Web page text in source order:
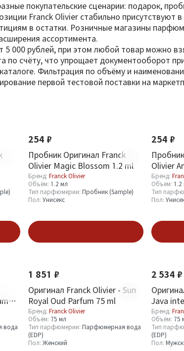
покупательские сценарии: подарок,
Franck Olivier стабильно присутствуют
в остатки. Розничные магазины
ассортимента.
000 рублей, при этом любой товар можно
счёту, что упрощает документооборот
Фильтрация по объёму и
первой тестовой поставки на
254 ₽
Пробник Оригинал Franck
Olivier Magic Blossom 1.2 ml
Бренд: Franck Olivier
Объём: 1.2 мл
Тип парфюмерии: Пробник (Sample)
Пол: Унисекс
254 ₽
Olivier
Бренд:
Объём: 1.2
Тип
Пол:
вода
1 851 ₽
Оригинал Franck Olivier - Sun
Royal Oud Parfum 75 ml
Бренд: Franck Olivier
Объём: 75 мл
Тип парфюмерии: Парфюмерная вода
(EDP)
Пол: Женский
2 534 ₽
Java
Бренд:
Объём: 75
Тип
(EDP)
Пол: